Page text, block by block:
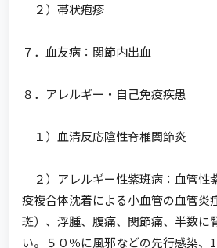
２）帯状疱疹
７．血友病：関節内出血
８．アレルギー・自己免疫疾患
１）血清反応陰性脊椎関節炎
２）アレルギー性紫斑病：血管性
疫複合体沈着による小血管の血管炎
斑）、浮腫、腹痛、関節痛、半数に
い。５０％に風邪などの先行感染、